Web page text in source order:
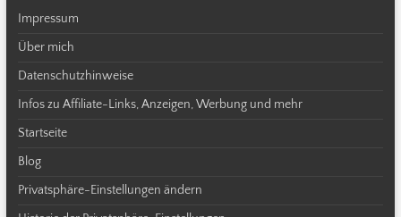
Impressum
Über mich
Datenschutzhinweise
Infos zu Affiliate-Links, Anzeigen, Werbung und mehr
Startseite
Blog
Privatsphäre-Einstellungen ändern